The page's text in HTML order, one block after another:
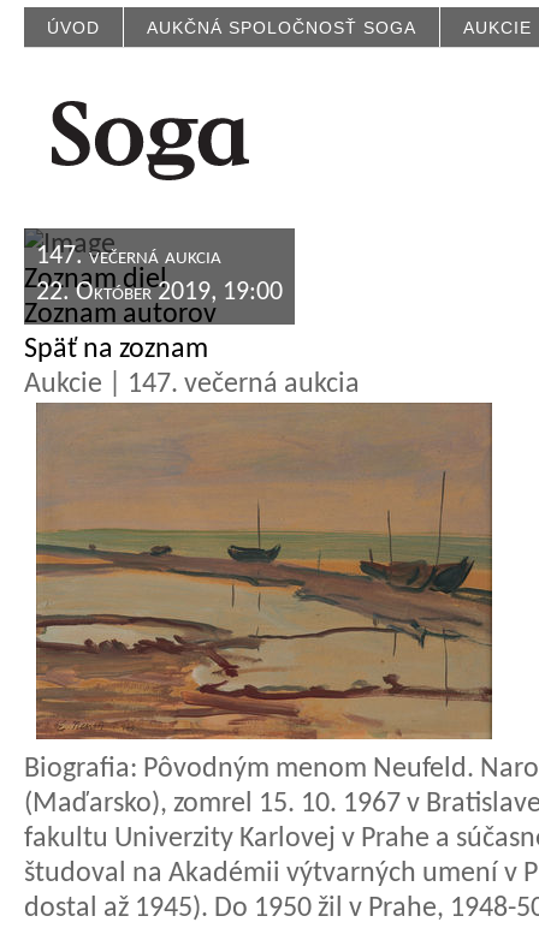
ÚVOD AUKČNÁ SPOLOČNOSŤ SOGA AUKCIE
147. večerná aukcia
22. Október 2019, 19:00
Zoznam diel
Zoznam autorov
Späť na zoznam
Aukcie | 147. večerná aukcia
Biografia: Pôvodným menom Neufeld.
(Maďarsko), zomrel 15. 10. 1967 v
fakultu Univerzity Karlovej v Prahe a
študoval na Akadémii výtvarných umení v
dostal až 1945). Do 1950 žil v Prahe,